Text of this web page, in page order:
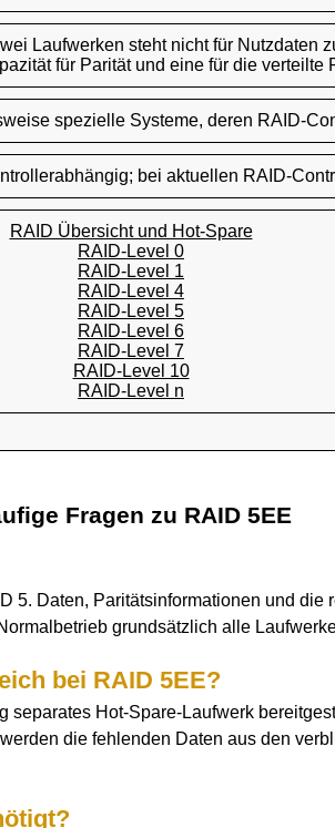
Laufwerken steht nicht für Nutzdaten
für Parität und eine für die verteilte
spezielle Systeme, deren RAID-
bei aktuellen RAID-
RAID Übersicht und Hot-Spare
RAID-Level 0
RAID-Level 1
RAID-Level 4
RAID-Level 5
RAID-Level 6
RAID-Level 7
RAID-Level 10
RAID-Level n
Fragen zu RAID 5EE
5. Daten, Paritätsinformationen und
grundsätzlich alle
bei RAID 5EE?
Hot-Spare-Laufwerk
die fehlenden Daten aus den